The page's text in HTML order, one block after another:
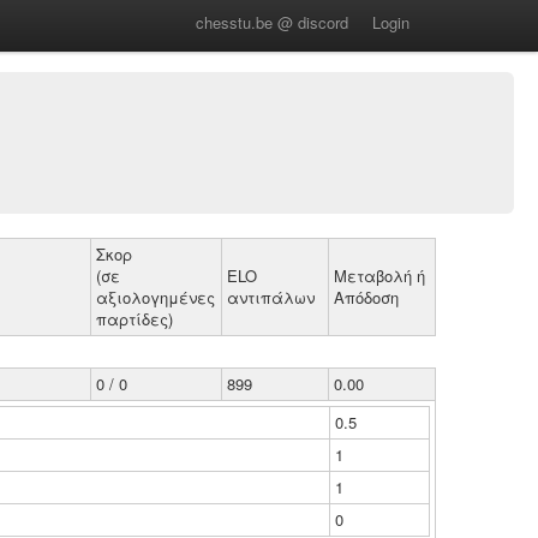
chesstu.be @ discord Login
Σκορ
(σε
αξιολογημένες
παρτίδες)
ELO
αντιπάλων
Μεταβολή ή
Απόδοση
0 / 0 899
0.00
0.5
1
1
0